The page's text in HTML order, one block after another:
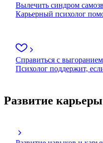
Вылечить синдром
Карьерный психолог
Справиться с выгоранием
Психолог поддержит,
Развитие карьеры